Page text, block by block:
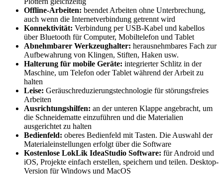
Offline-Arbeiten: beendet Arbeiten ohne Unterbrechung,
auch wenn die Internetverbindung getrennt wird
Konnektivität: Verbindung per USB-Kabel und kabellos
über Bluetooth für Computer, Mobiltelefon und Tablet
Abnehmbarer Werkzeughalter: herausnehmbares Fach zur
Aufbewahrung von Klingen, Stiften, Haken usw.
Halterung für mobile Geräte: integrierter Schlitz in der
Maschine, um Telefon oder Tablet während der Arbeit zu
halten
Leise: Geräuschreduzierungstechnologie für störungsfreies
Arbeiten
Ausrichtungshilfen: an der unteren Klappe angebracht, um
die Schneidematte einzuführen und die Materialien
ausgerichtet zu halten
Bedienfeld: oberes Bedienfeld mit Tasten. Die Auswahl der
Materialeinstellungen erfolgt über die Software
Kostenlose LokLik IdeaStudio Software: für Android und
iOS, Projekte einfach erstellen, speichern und teilen. Desktop-
Version für Windows und MacOS